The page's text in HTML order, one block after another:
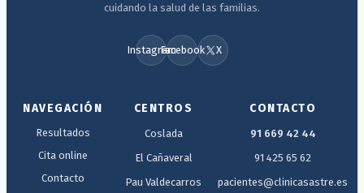
cuidando la salud de las familias.
InstagramFacebook X
NAVEGACIÓN
Resultados
Cita online
Contacto
CENTROS
Coslada
El Cañaveral
Pau Valdecarros
CONTACTO
91 669 42 44
91 425 65 62
pacientes@clinicasastre.es